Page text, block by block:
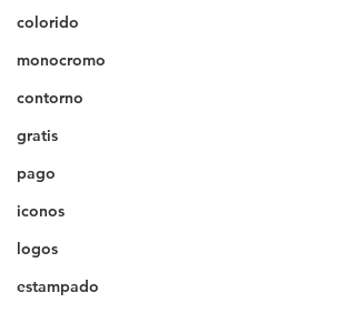
colorido
monocromo
contorno
gratis
pago
iconos
logos
estampado